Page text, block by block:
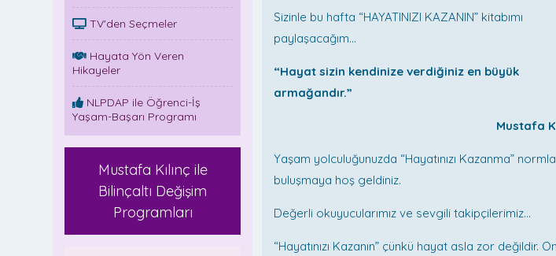
TV'den Seçmeler
Hayata Yön Veren
Hikayeler
NLPDAP ile Öğrenci-İş
Yaşam-Başarı Programı
Mustafa Kılınç ile
Bilinçaltı Değişim
Programları
Sizinle bu hafta “HAYATINIZI KAZANIN” kitabımı
paylaşacağım…
“Hayat sizin kendinize verdiğiniz en büyük
armağandır.”
Mustafa
Yaşam yolculuğunuzda “Hayatınızı Kazanma”
buluşmaya hoş geldiniz.
Değerli okuyucularımız ve sevgili takipçilerimiz…
“Hayatınızı Kazanın” çünkü hayat asla zor değildir.